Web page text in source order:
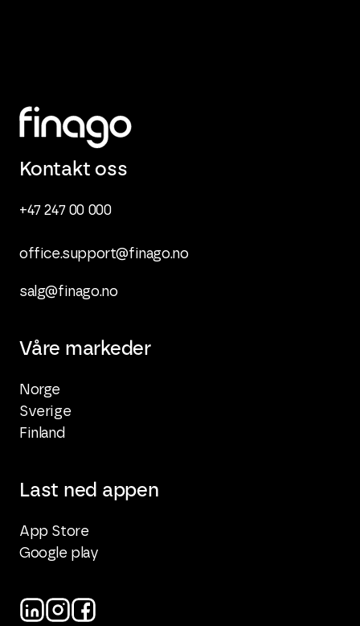
Kontakt oss
+47 247 00 000
office.support@finago.no
salg@finago.no
Våre markeder
Norge
Sverige
Finland
Last ned appen
App Store
Google play